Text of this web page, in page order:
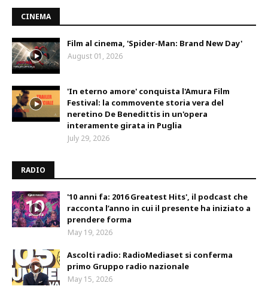
CINEMA
Film al cinema, 'Spider-Man: Brand New Day'
August 01, 2026
'In eterno amore' conquista l'Amura Film
Festival: la commovente storia vera del
neretino De Benedittis in un'opera
interamente girata in Puglia
July 29, 2026
RADIO
'10 anni fa: 2016 Greatest Hits', il podcast che
racconta l’anno in cui il presente ha iniziato a
prendere forma
May 19, 2026
Ascolti radio: RadioMediaset si conferma
primo Gruppo radio nazionale
May 15, 2026